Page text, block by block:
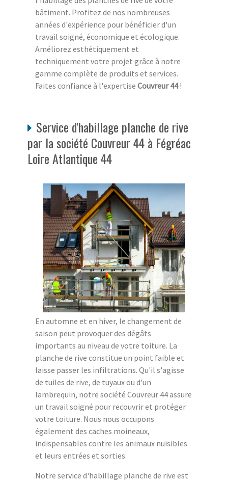
bâtiment. Profitez de nos nombreuses
années d'expérience pour bénéficier d'un
travail soigné, économique et écologique.
Améliorez esthétiquement et
techniquement votre projet grâce à notre
gamme complète de produits et services.
Faites confiance à l'expertise Couvreur 44!
Service d'habillage planche de rive
par la société Couvreur 44 à Fégréac
Loire Atlantique 44
En automne et en hiver, le changement de
saison peut provoquer des dégâts
importants au niveau de votre toiture. La
planche de rive constitue un point faible et
laisse passer les infiltrations. Qu'il s'agisse
de tuiles de rive, de tuyaux ou d'un
lambrequin, notre société Couvreur 44 assure
un travail soigné pour recouvrir et protéger
votre toiture. Nous nous occupons
également des caches moineaux,
indispensables contre les animaux nuisibles
et leurs entrées et sorties.
Notre service d'habillage planche de rive est